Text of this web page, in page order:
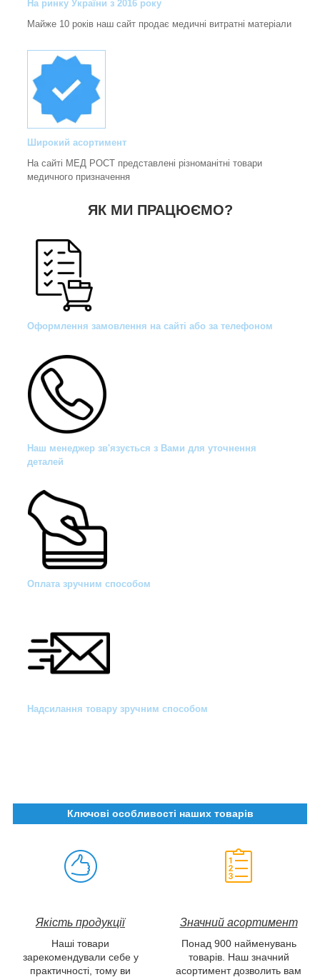
На ринку України з 2016 року
Майже 10 років наш сайт продає медичні витратні матеріали
Широкий асортимент
На сайті МЕД РОСТ представлені різноманітні товари
медичного призначення
ЯК МИ ПРАЦЮЄМО?
Оформлення замовлення на сайті або за телефоном
Наш менеджер зв'язується з Вами для уточнення
деталей
Оплата зручним способом
Надсилання товару зручним способом
Ключові особливості наших товарів
Якість продукції Значний асортимент
Наші товари
зарекомендували себе у
практичності, тому ви
Понад 900 найменувань
товарів. Наш значний
асортимент дозволить вам